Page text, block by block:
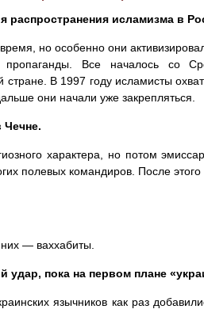
распространения исламизма в
но особенно они
пропаганды. Все началось со
В 1997 году исламисты
они начали уже закрепляться.
Чечне.
характера, но потом
полевых командиров. После этого
— ваххабиты.
удар, пока на первом плане
язычников как раз